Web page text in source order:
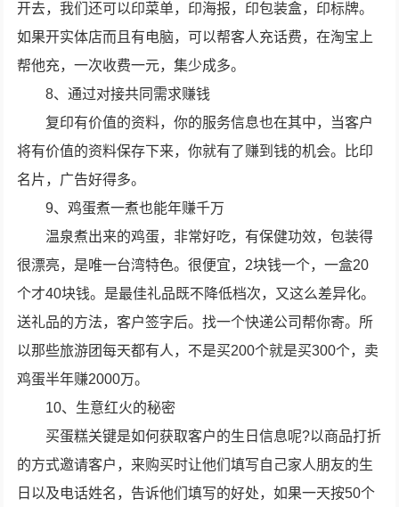
开去，我们还可以印菜单，印海报，印包装盒，印标牌。
如果开实体店而且有电脑，可以帮客人充话费，在淘宝上
帮他充，一次收费一元，集少成多。
8、通过对接共同需求赚钱
复印有价值的资料，你的服务信息也在其中，当客户
将有价值的资料保存下来，你就有了赚到钱的机会。比印
名片，广告好得多。
9、鸡蛋煮一煮也能年赚千万
温泉煮出来的鸡蛋，非常好吃，有保健功效，包装得
很漂亮，是唯一台湾特色。很便宜，2块钱一个，一盒20
个才40块钱。是最佳礼品既不降低档次，又这么差异化。
送礼品的方法，客户签字后。找一个快递公司帮你寄。所
以那些旅游团每天都有人，不是买200个就是买300个，卖
鸡蛋半年赚2000万。
10、生意红火的秘密
买蛋糕关键是如何获取客户的生日信息呢?以商品打折
的方式邀请客户，来购买时让他们填写自己家人朋友的生
日以及电话姓名，告诉他们填写的好处，如果一天按50个